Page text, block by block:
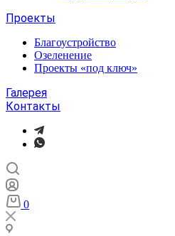
Проекты
Благоустройство
Озеленение
Проекты «под ключ»
Галерея
Контакты
0